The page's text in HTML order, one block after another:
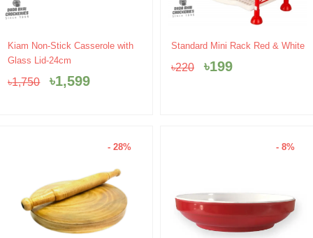
Kiam Non-Stick Casserole with
Glass Lid-24cm
৳1,750
Original
price
৳1,750.
৳1,599
Current
৳1,599.
Standard Mini Rack Red & White
৳220
Original
price
was:
৳199
Current
is:
- 28% - 8%